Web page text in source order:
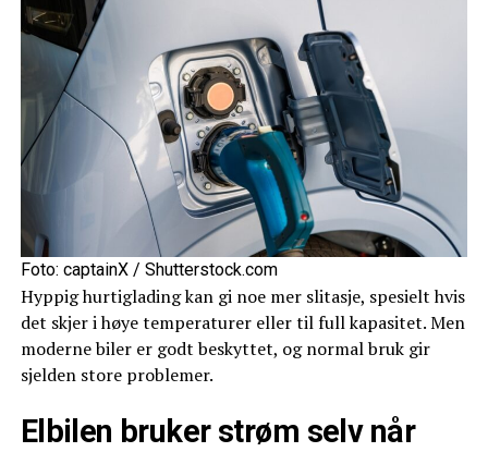
Foto: captainX / Shutterstock.com
Hyppig hurtiglading kan gi noe mer slitasje, spesielt hvis
det skjer i høye temperaturer eller til full kapasitet. Men
moderne biler er godt beskyttet, og normal bruk gir
sjelden store problemer.
Elbilen bruker strøm selv når